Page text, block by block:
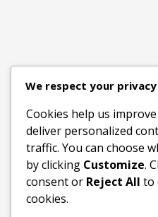
We respect your privacy
Cookies help us
deliver personalized
traffic. You can choose
by clicking Customize.
consent or Reject All to
cookies.